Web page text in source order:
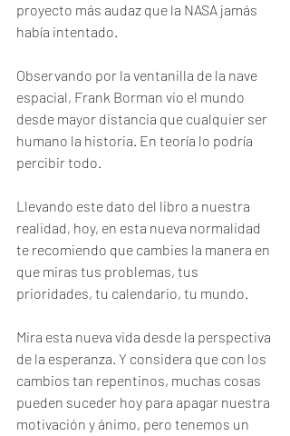
proyecto más audaz que la NASA jamás
había intentado.
Observando por la ventanilla de la nave
espacial, Frank Borman vio el mundo
desde mayor distancia que cualquier ser
humano la historia. En teoría lo podría
percibir todo.
Llevando este dato del libro a nuestra
realidad, hoy, en esta nueva normalidad
te recomiendo que cambies la manera en
que miras tus problemas, tus
prioridades, tu calendario, tu mundo.
Mira esta nueva vida desde la perspectiva
de la esperanza. Y considera que con los
cambios tan repentinos, muchas cosas
pueden suceder hoy para apagar nuestra
motivación y ánimo, pero tenemos un